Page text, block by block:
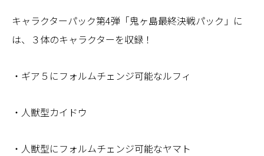
キャラクターパック第4弾「鬼ヶ島最終決戦パック」に
は、３体のキャラクターを収録！
・ギア５にフォルムチェンジ可能なルフィ
・人獣型カイドウ
・人獣型にフォルムチェンジ可能なヤマト